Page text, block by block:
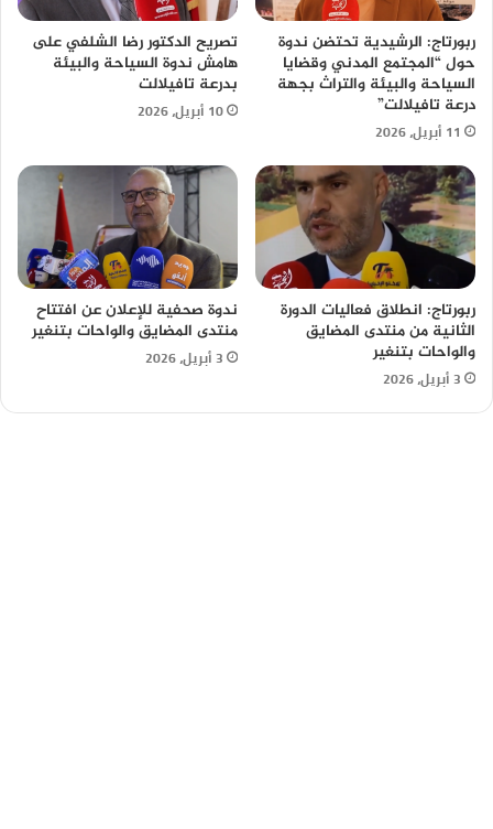
ربورتاج: الرشيدية تحتضن ندوة
حول “المجتمع المدني وقضايا
السياحة والبيئة والتراث بجهة
درعة تافيلالت”
11 أبريل، 2026
تصريح الدكتور رضا الشلفي على
هامش ندوة السياحة والبيئة
بدرعة تافيلالت
10 أبريل، 2026
ربورتاج: انطلاق فعاليات الدورة
الثانية من منتدى المضايق
والواحات بتنغير
3 أبريل، 2026
ندوة صحفية للإعلان عن افتتاح
منتدى المضايق والواحات بتنغير
3 أبريل، 2026